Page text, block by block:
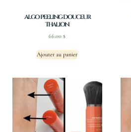
algo peeling douceur
thalion
66.00$
Ajouter au panier